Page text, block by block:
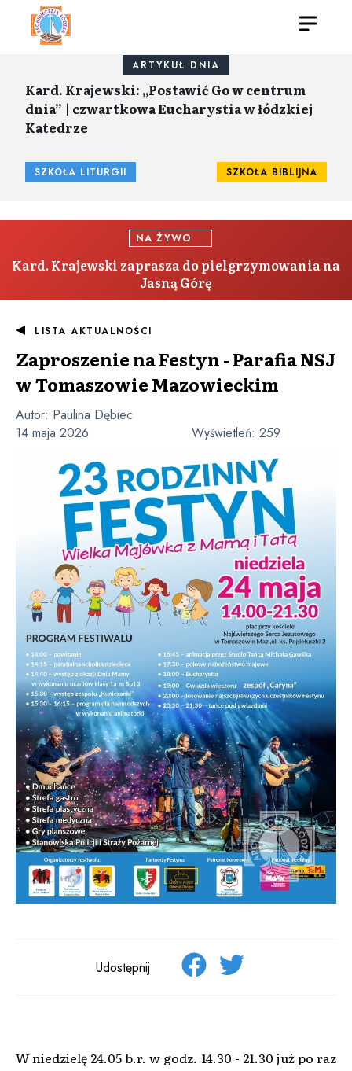
ARTYKUŁ DNIA
Kard. Krajewski: „Postawić Go w centrum
dnia” | czwartkowa Eucharystia w łódzkiej
Katedrze
SZKOŁA LITURGII SZKOŁA BIBLIJNA
NA ŻYWO
Kard. Krajewski zaprasza do pielgrzymowania na
Jasną Górę
LISTA AKTUALNOŚCI
Zaproszenie na Festyn - Parafia NSJ
w Tomaszowie Mazowieckim
Autor: Paulina Dębiec
14 maja 2026
Wyświetleń: 259
Udostępnij
W niedzielę 24.05 b.r. w godz. 14.30 - 21.30 już po raz